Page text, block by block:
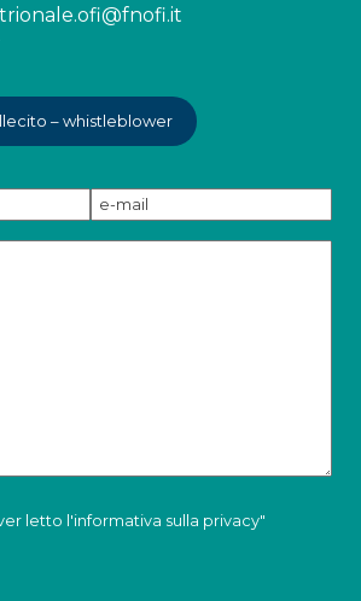
– whistleblower
letto l'informativa sulla privacy"